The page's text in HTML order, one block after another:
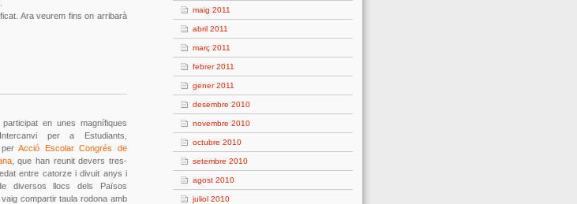
Ara veurem fins on arribarà
participat en unes magnífiques
per a Estudiants,
perAcció Escolar Congrés de
, que han reunit devers tres-
entre catorze i divuit anys i
diversos llocs dels Països
compartir taula rodona amb
maig 2011
abril 2011
març 2011
febrer 2011
gener 2011
desembre 2010
novembre 2010
octubre 2010
setembre 2010
agost 2010
juliol 2010